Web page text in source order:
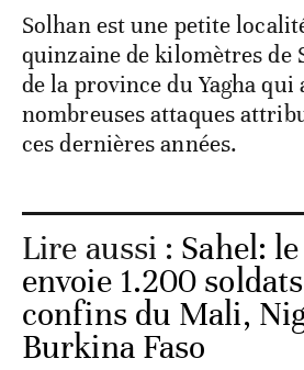
Solhan est une petite
quinzaine de kilomètres de
de la province du Yagha qui
nombreuses attaques
ces dernières années.
Lire aussi : Sahel:
envoie 1.200
confins du Mali,
Burkina Faso